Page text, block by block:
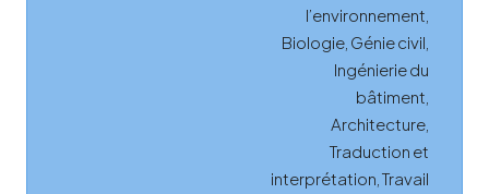
l’environnement,
Biologie, Génie civil,
Ingénierie du
bâtiment,
Architecture,
Traduction et
interprétation, Travail